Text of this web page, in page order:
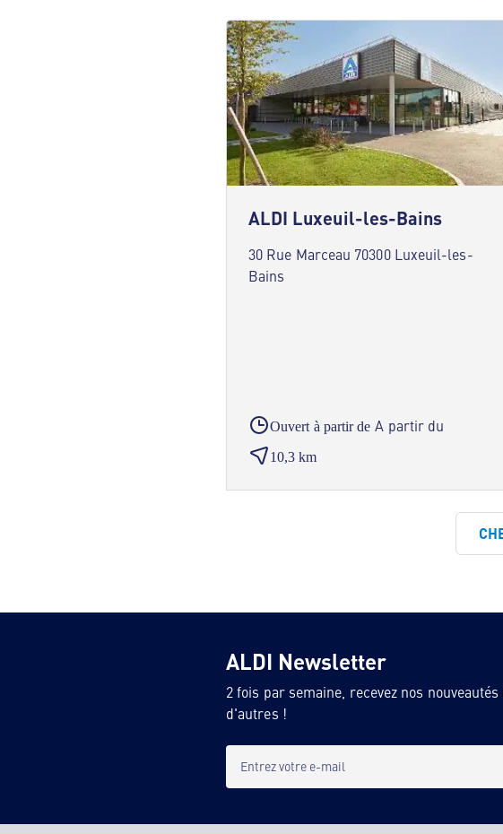
ALDI Luxeuil-les-Bains
30 Rue Marceau 70300 Luxeuil-les-
Bains
Ouvert à partir de A partir du
10,3 km
ALDI Newsletter
2 fois par semaine, recevez nos
d'autres !
Entrez votre e-mail